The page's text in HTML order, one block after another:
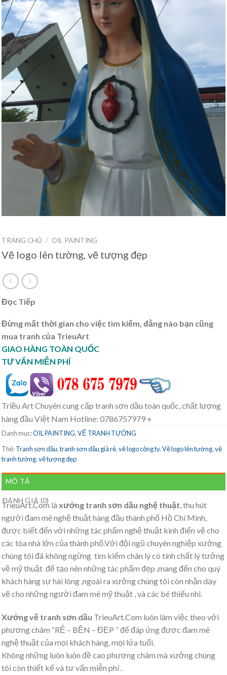
TRANG CHỦ / OIL PAINTING
Vẽ logo lên tường, vẽ tượng đẹp
Đọc Tiếp
Đừng mất thời gian cho việc tìm kiếm, đằng nào bạn cũng
mua tranh của TrieuArt
GIAO HÀNG TOÀN QUỐC
TƯ VẤN MIỄN PHÍ
Triều Art Chuyên cung cấp tranh sơn dầu toàn quốc, chất lượng
hàng đầu Việt Nam Hotline: 0786757979 +
Danh mục:OIL PAINTING,VẼ TRANH TƯỜNG
Thẻ:Tranh sơn dầu,tranh sơn dầu giá rẻ,vẽ logo công ty,Vẽ logo lên tường,vẽ
tranh tường,vẽ tượng đẹp
MÔ TẢ
ĐÁNH GIÁ (0)
TrieuArt.Com là xưởng tranh sơn dầu nghệ thuật, thu hút
người đam mê nghệ thuật hàng đầu thành phố Hồ Chí Minh,
được biết đến với những tác phẩm nghệ thuật kinh điển vẽ cho
các tòa nhà lớn của thành phố.Với đội ngũ chuyên nghiệp xưởng
chúng tôi đã không ngừng tìm kiếm chân lý có tính chất lý tưởng
về mỹ thuật để tạo nên những tác phẩm đẹp ,mang đến cho quý
khách hàng sự hài lòng ,ngoài ra xưởng chúng tôi còn nhận dạy
vẽ cho những người đam mê mỹ thuật , và các bé thiếu nhi.
Xưởng vẽ tranh sơn dầu TrieuArt.Com luôn làm việc theo với
phương châm “RẺ – BỀN – ĐẸP ” để đáp ứng được đam mê
nghệ thuật của mọi khách hàng, mọi lứa tuổi.
Không những luôn luôn đề cao phương châm mà xưởng chúng
tôi còn thiết kế và tư vấn miễn phí .